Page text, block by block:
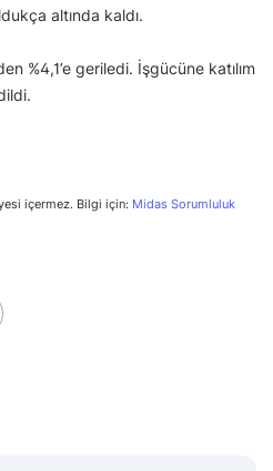
altında kaldı.
%4,1’e geriledi. İşgücüne katılım
içermez. Bilgi için: Midas Sorumluluk